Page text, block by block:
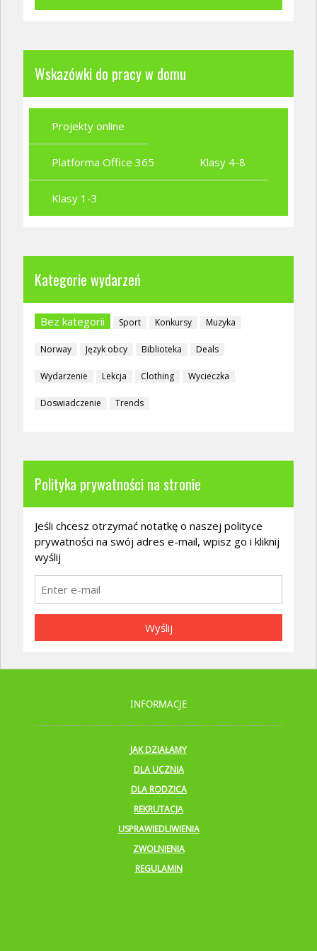
Wskazówki do pracy w domu
Projekty online
Platforma Office 365 Klasy 4-8
Klasy 1-3
Kategorie wydarzeń
Bez kategorii Sport Konkursy Muzyka
Norway Język obcy Biblioteka Deals
Wydarzenie Lekcja Clothing Wycieczka
Doswiadczenie Trends
Polityka prywatności na stronie
Jeśli chcesz otrzymać notatkę o naszej polityce
prywatności na swój adres e-mail, wpisz go i kliknij
wyślij
Wyślij
INFORMACJE
JAK DZIAŁAMY
DLA UCZNIA
DLA RODZICA
REKRUTACJA
USPRAWIEDLIWIENIA
ZWOLNIENIA
REGULAMIN